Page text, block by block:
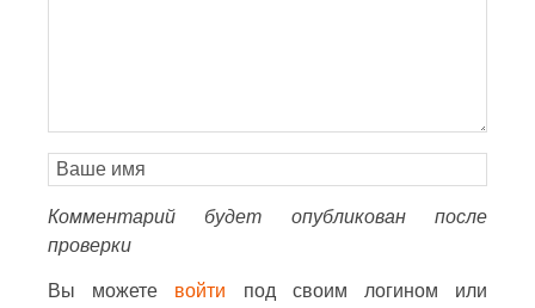
Комментарий будет опубликован после
проверки
Вы можете войти под своим логином или